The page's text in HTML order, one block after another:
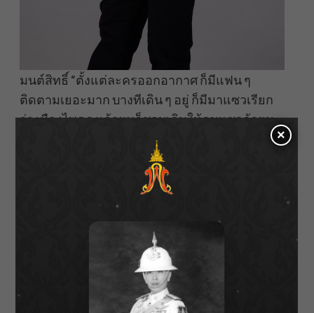
มนต์สิทธิ์ “ตั้งแต่ละครออกอากาศ ก็มีแฟน ๆ
ติดตามเยอะมาก บางทีเดิน ๆ อยู่ ก็มีมาแซวเรียก
ว่า เมืองไพร ๆ แล้วผมก็ชอบเดินให้คนแซวด้วยนะ
(หัวเราะ) เช็กเรตติงหน่อย ดีใจมาก ๆ ที่เรตติงดี ก็
ขอให้เรตติงพุ่งขึ้นเรื่อย ๆ ถ้าเรตติงแตะเลข 6 จะ
มาร้องเพลงหน้า ช่อง 7HD สด ๆ ให้แฟน ๆ ฟัง สัก 3
เพลง ฝนเขาก็บอกจะมาร้องเป็นเพื่อนด้วย จริง ๆ ก็
แสดงและทีมงานทุกคนที่ทำให้ละครเรื่องดีออก
มาดี พูดง่าย ๆ ก็คือขอบคุณทุกท่าน ที่พากันดันเรต
ติงให้สูง ฝากติดตามด้วยนะทุกคน เพลงรักพยัคฆ์
×